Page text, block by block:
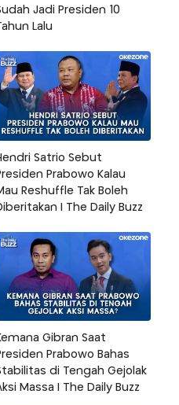
Jadi Presiden 10
Lalu
Satrio Sebut
Prabowo Kalau
Reshuffle Tak Boleh
| The Daily Buzz
Gibran Saat
Prabowo Bahas
di Tengah Gejolak
Massa | The Daily Buzz